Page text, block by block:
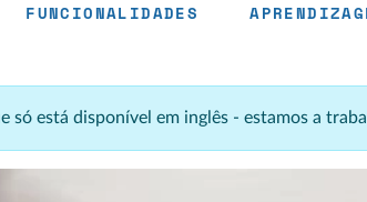
FUNCIONALIDADES
só está disponível em inglês - estamos a